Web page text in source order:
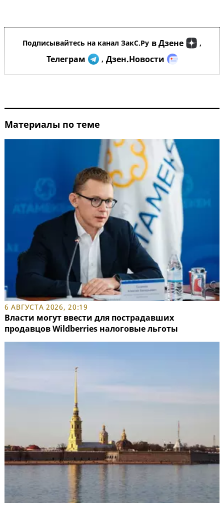
Подписывайтесь на канал ЗакС.Ру в Дзене ,
Телеграм , Дзен.Новости
Материалы по теме
6 АВГУСТА 2026, 20:19
Власти могут ввести для пострадавших
продавцов Wildberries налоговые льготы